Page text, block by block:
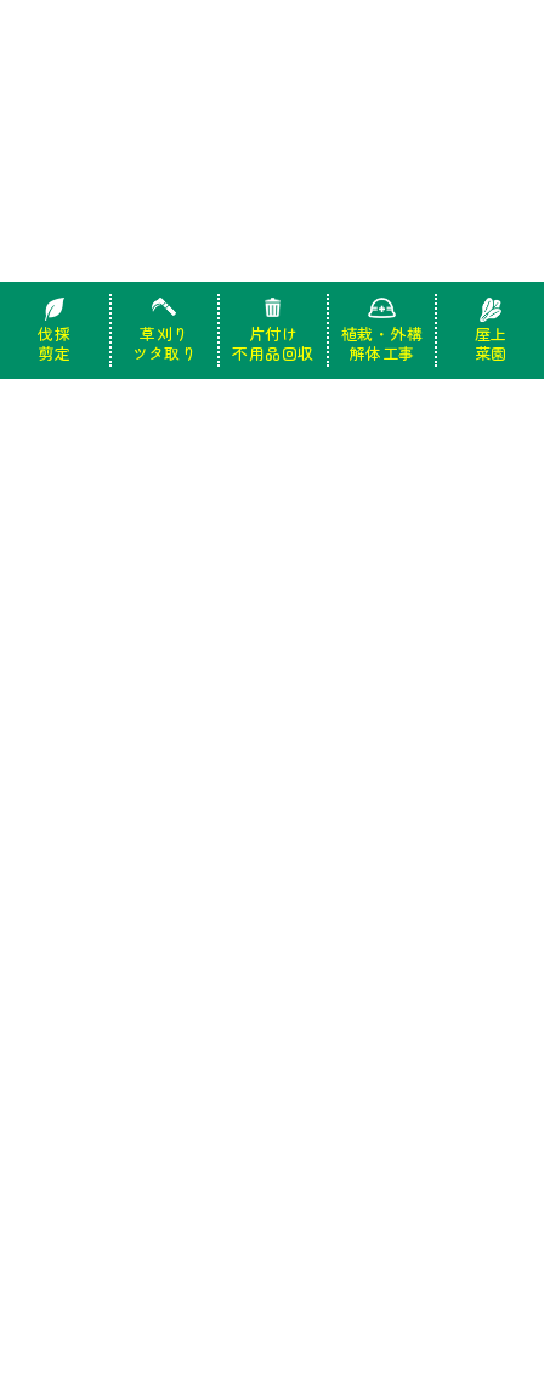
伐採
剪定
草刈り
ツタ取り
片付け
不用品回収
植栽・外構
解体工事
屋上
菜園
伐採
剪定
草刈り
ツタ取り
片付け
不用品回収
植栽・外構
解体工事
屋上
菜園